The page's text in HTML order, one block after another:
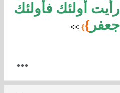
أولئك فأولئك
}
}
>
>